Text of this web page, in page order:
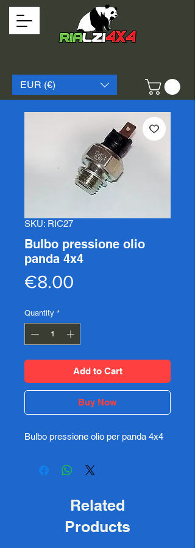
EUR (€)
SKU: RIC27
Bulbo pressione olio
panda 4x4
€8.00
Quantity *
Add to Cart
Buy Now
Bulbo pressione olio per panda 4x4
Related
Products